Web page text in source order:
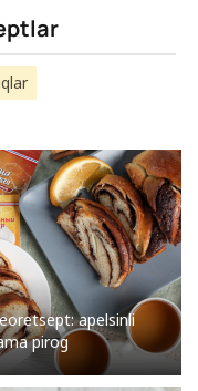
apelsinli
pirog